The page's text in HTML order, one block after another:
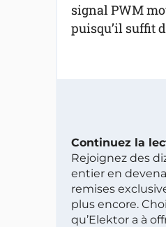
signal PWM
puisqu’il suffit
Continuez la
Rejoignez des
entier en
remises
plus encore.
qu’Elektor a à